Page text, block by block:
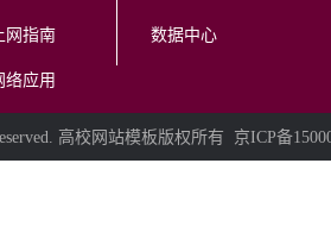
网指南
络应用
数据中心
高校网站模板版权所有 京ICP备